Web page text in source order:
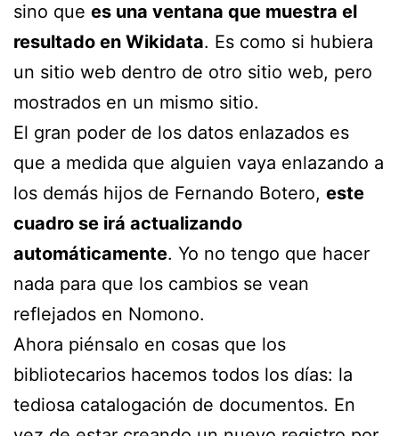
sino que es una ventana que muestra el
resultado en Wikidata. Es como si hubiera
un sitio web dentro de otro sitio web, pero
mostrados en un mismo sitio.
El gran poder de los datos enlazados es
que a medida que alguien vaya enlazando a
los demás hijos de Fernando Botero, este
cuadro se irá actualizando
automáticamente. Yo no tengo que hacer
nada para que los cambios se vean
reflejados en Nomono.
Ahora piénsalo en cosas que los
bibliotecarios hacemos todos los días: la
tediosa catalogación de documentos. En